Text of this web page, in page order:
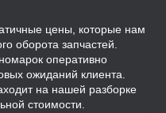
цены, которые нам
оборота запчастей.
оперативно
ожиданий клиента.
на нашей разборке
стоимости.